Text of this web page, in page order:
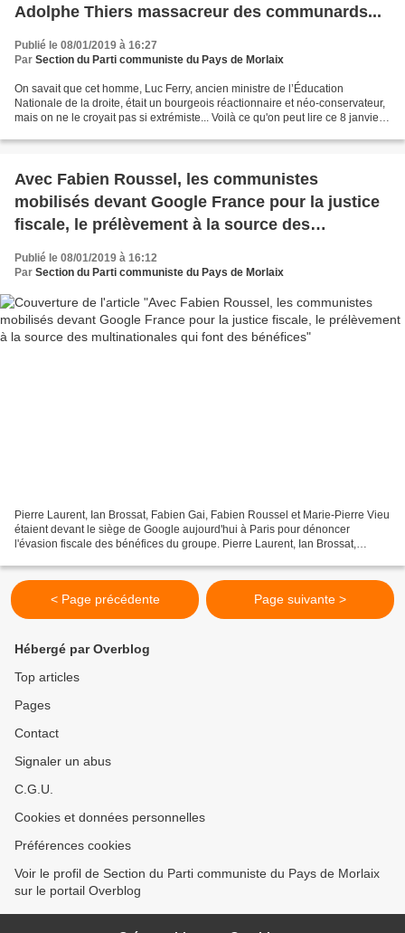
Adolphe Thiers massacreur des communards...
Publié le 08/01/2019 à 16:27
Par Section du Parti communiste du Pays de Morlaix
On savait que cet homme, Luc Ferry, ancien ministre de l’Éducation
Nationale de la droite, était un bourgeois réactionnaire et néo-conservateur,
mais on ne le croyait pas si extrémiste... Voilà ce qu'on peut lire ce 8 janvier
Avec Fabien Roussel, les communistes
mobilisés devant Google France pour la justice
fiscale, le prélèvement à la source des
multinationales qui font des bénéfices
Publié le 08/01/2019 à 16:12
Par Section du Parti communiste du Pays de Morlaix
Pierre Laurent, Ian Brossat, Fabien Gai, Fabien Roussel et Marie-Pierre Vieu
étaient devant le siège de Google aujourd'hui à Paris pour dénoncer
l'évasion fiscale des bénéfices du groupe. Pierre Laurent, Ian Brossat,
< Page précédente Page suivante >
Hébergé par Overblog
Top articles
Pages
Contact
Signaler un abus
C.G.U.
Cookies et données personnelles
Préférences cookies
Voir le profil de Section du Parti communiste du Pays de Morlaix
sur le portail Overblog